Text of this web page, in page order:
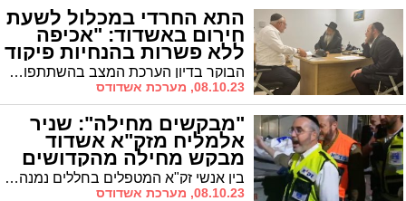
התא החרדי במכלול לשעת
חירום באשדוד: "אכיפה
ללא פשרות בהנחיות פיקוד
העורף" הבוקר בדיון הערכת המצב בהשתתפות ראש העיר והצמרת הבטחונית ובנוכחות סגן ראש העיר הרב יחיאל וינגרטן הודגש כי יש לשמור על הוראות פיקוד העורף במלואן, ואין לקיים כלל לימודים במוסדות החינוך
08.10.23, מערכת אשדודס
"מבקשים מחילה": שניר
אלמליח מזק"א אשדוד
מבקש מחילה מהקדושים
בין אנשי זק"א המטפלים בחללים נמנה שניר אלמליח מאשדוד. בסירטון הבא הוא נראה מבקש מחילה כנהוג מהנפטרים הקדושים שנרצחו. הי"ד
08.10.23, מערכת אשדודס